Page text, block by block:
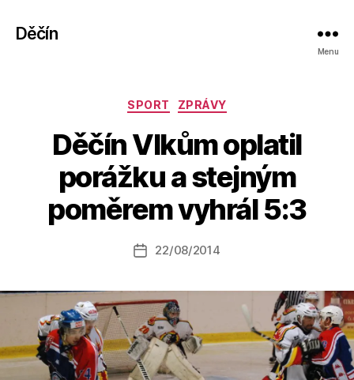
Děčín
Menu
Rubriky
SPORT ZPRÁVY
Děčín Vlkům oplatil
porážku a stejným
poměrem vyhrál 5:3
Autor
příspěvku
u
t
o
a
Datum
22/08/2014